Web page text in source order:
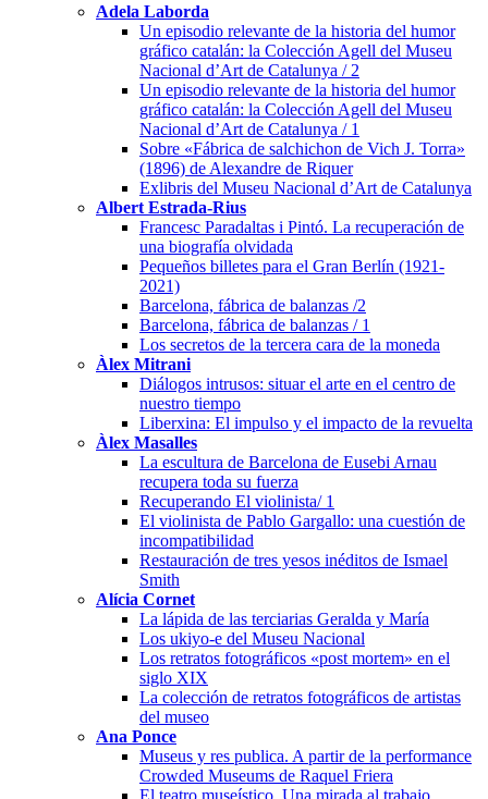
Adela Laborda
Un episodio relevante de la historia del humor
gráfico catalán: la Colección Agell del Museu
Nacional d’Art de Catalunya / 2
Un episodio relevante de la historia del humor
gráfico catalán: la Colección Agell del Museu
Nacional d’Art de Catalunya / 1
Sobre «Fábrica de salchichon de Vich J. Torra»
(1896) de Alexandre de Riquer
Exlibris del Museu Nacional d’Art de Catalunya
Albert Estrada-Rius
Francesc Paradaltas i Pintó. La recuperación de
una biografía olvidada
Pequeños billetes para el Gran Berlín (1921-
2021)
Barcelona, fábrica de balanzas /2
Barcelona, fábrica de balanzas / 1
Los secretos de la tercera cara de la moneda
Àlex Mitrani
Diálogos intrusos: situar el arte en el centro de
nuestro tiempo
Liberxina: El impulso y el impacto de la revuelta
Àlex Masalles
La escultura de Barcelona de Eusebi Arnau
recupera toda su fuerza
Recuperando El violinista/ 1
El violinista de Pablo Gargallo: una cuestión de
incompatibilidad
Restauración de tres yesos inéditos de Ismael
Smith
Alícia Cornet
La lápida de las terciarias Geralda y María
Los ukiyo-e del Museu Nacional
Los retratos fotográficos «post mortem» en el
siglo XIX
La colección de retratos fotográficos de artistas
del museo
Ana Ponce
Museus y res publica. A partir de la performance
Crowded Museums de Raquel Friera
El teatro museístico. Una mirada al trabajo